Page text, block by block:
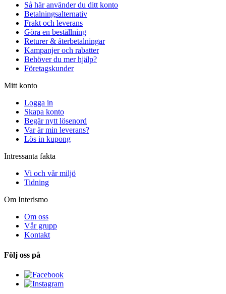
Så här använder du ditt konto
Betalningsalternativ
Frakt och leverans
Göra en beställning
Returer & återbetalningar
Kampanjer och rabatter
Behöver du mer hjälp?
Företagskunder
Mitt konto
Logga in
Skapa konto
Begär nytt lösenord
Var är min leverans?
Lös in kupong
Intressanta fakta
Vi och vår miljö
Tidning
Om Interismo
Om oss
Vår grupp
Kontakt
Följ oss på